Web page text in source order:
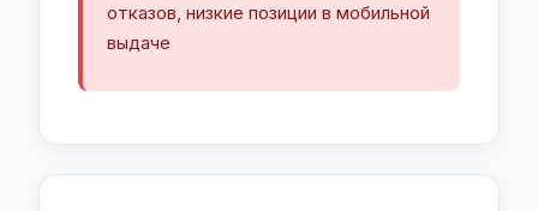
отказов, низкие позиции в мобильной
выдаче